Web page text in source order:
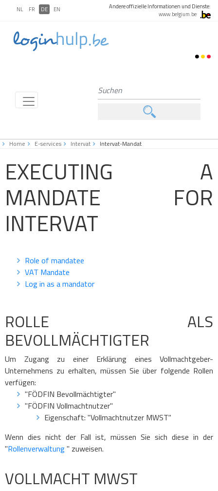
NL FR DE EN
Andere offizielle Informationen und Dienste:
www.belgium.be
Home E-services Intervat Intervat-Mandat
EXECUTING A
MANDATE FOR
INTERVAT
Role of mandatee
VAT Mandate
Log in as a mandator
ROLLE ALS
BEVOLLMÄCHTIGTER
Um Zugang zu einer Erklärung eines Vollmachtgeber-
Unternehmens zu erhalten, müssen Sie über folgende Rollen
verfügen:
"FÖDFIN Bevollmächtigter"
"FÖDFIN Vollmachtnutzer"
Eigenschaft: "Vollmachtnutzer MWST"
Wenn dies nicht der Fall ist, müssen Sie sich diese in der
"Rollenverwaltung" zuweisen.
VOLLMACHT MWST